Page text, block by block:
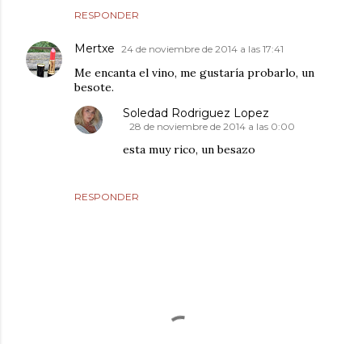
RESPONDER
Mertxe 24 de noviembre de 2014 a las 17:41
Me encanta el vino, me gustaría probarlo, un
besote.
RESPONDER
Soledad Rodriguez Lopez
28 de noviembre de 2014 a las 0:00
esta muy rico, un besazo